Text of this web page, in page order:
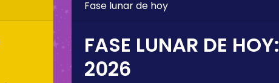
Fase lunar de hoy
FASE LUNAR DE HOY:
2026